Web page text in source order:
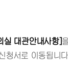
실 대관안내사항]
청서로 이동됩니다.